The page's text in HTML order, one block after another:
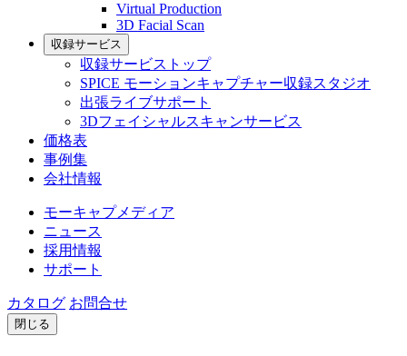
Virtual Production
3D Facial Scan
収録サービス
収録サービストップ
SPICE モーションキャプチャー収録スタジオ
出張ライブサポート
3Dフェイシャルスキャンサービス
価格表
事例集
会社情報
モーキャプメディア
ニュース
採用情報
サポート
カタログ お問合せ
閉じる